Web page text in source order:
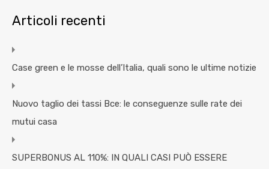
Articoli recenti
Case green e le mosse dell’Italia, quali sono le ultime notizie
Nuovo taglio dei tassi Bce: le conseguenze sulle rate dei
mutui casa
SUPERBONUS AL 110%: IN QUALI CASI PUÒ ESSERE